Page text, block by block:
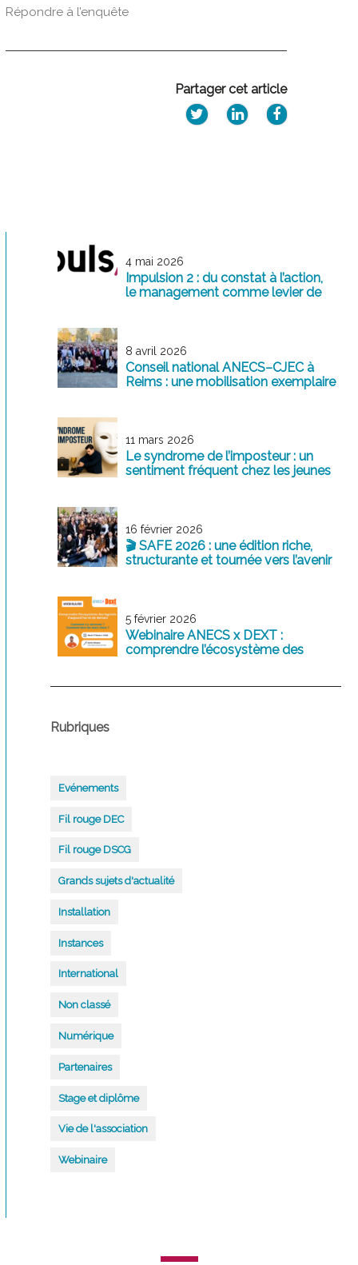
Répondre à l’enquête
Partager cet article
4 mai 2026
Impulsion 2 : du constat à l’action,
le management comme levier de
8 avril 2026
Conseil national ANECS–CJEC à
Reims : une mobilisation exemplaire
11 mars 2026
Le syndrome de l’imposteur : un
sentiment fréquent chez les jeunes
16 février 2026
🎬 SAFE 2026 : une édition riche,
structurante et tournée vers l’avenir
5 février 2026
Webinaire ANECS x DEXT :
comprendre l’écosystème des
Rubriques
Evénements
Fil rouge DEC
Fil rouge DSCG
Grands sujets d'actualité
Installation
Instances
International
Non classé
Numérique
Partenaires
Stage et diplôme
Vie de l'association
Webinaire